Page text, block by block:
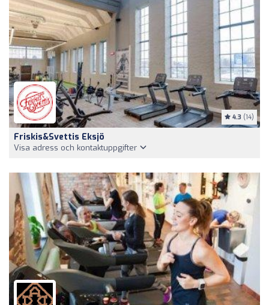
4.3 (14)
Friskis&Svettis Eksjö
Visa adress och kontaktuppgifter